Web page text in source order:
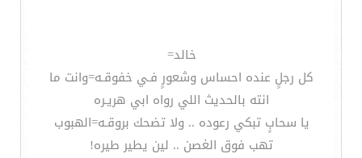
خالد=
كل رجلٍ عنده احساس وشعورٍ فـي خفوقـه=وانت ما
انته بالحديث اللي رواه ابي هريـره
يا سحابٍ تبكي رعوده .. ولا تضحك بروقـه=الهبوب
تهب فوق الغصن .. لين يطير طيره!